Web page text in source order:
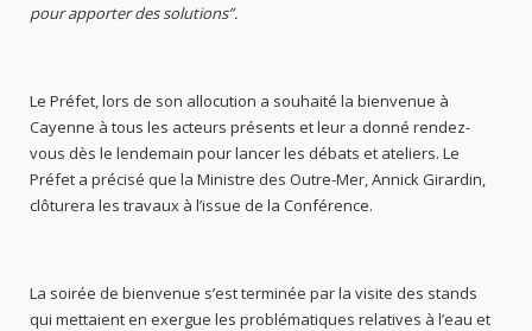
pour apporter des solutions”.
Le Préfet, lors de son allocution a souhaité la bienvenue à
Cayenne à tous les acteurs présents et leur a donné rendez-
vous dès le lendemain pour lancer les débats et ateliers. Le
Préfet a précisé que la Ministre des Outre-Mer, Annick Girardin,
clôturera les travaux à l’issue de la Conférence.
La soirée de bienvenue s’est terminée par la visite des stands
qui mettaient en exergue les problématiques relatives à l’eau et